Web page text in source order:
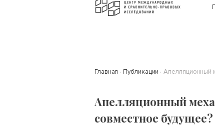
Главная Публикации Апелляционный
Апелляционный
совместное будущее?